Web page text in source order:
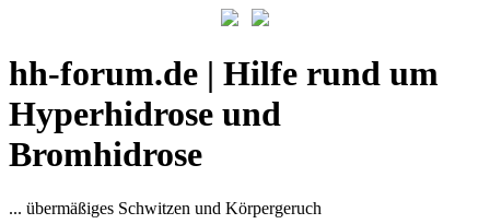
hh-forum.de | Hilfe rund um
Hyperhidrose und
Bromhidrose
... übermäßiges Schwitzen und Körpergeruch